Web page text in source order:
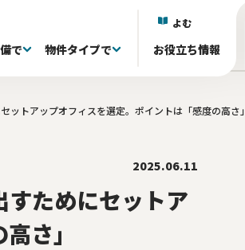
で 物件タイプで
よむ
お役立ち情報
ットアップオフィスを選定。ポイントは「感度の高さ」
2025.06.11
ためにセットア
さ」